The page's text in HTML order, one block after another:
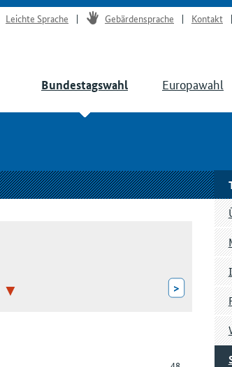
Leichte Sprache Gebärdensprache Kontakt
Bundestagswahl Europawahl
>